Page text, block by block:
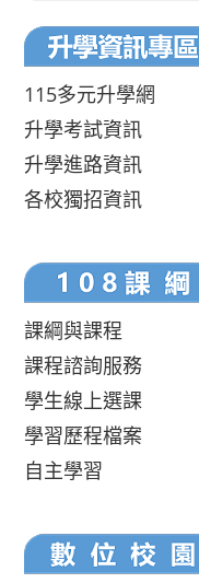
115多元升學網
升學考試資訊
升學進路資訊
各校獨招資訊
課綱與課程
課程諮詢服務
學生線上選課
學習歷程檔案
自主學習